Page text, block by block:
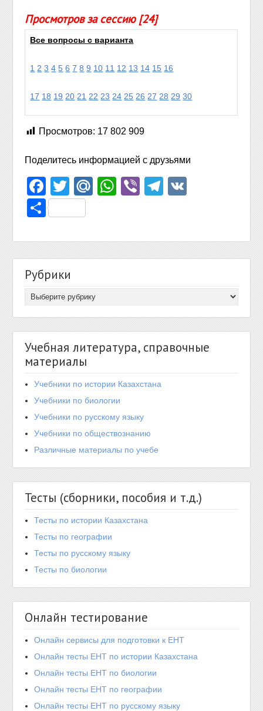
Просмотров за сессию [24]
Все вопросы с варианта
1 2 3 4 5 6 7 8 9 10 11 12 13 14 15 16
17 18 19 20 21 22 23 24 25 26 27 28 29 30
Просмотров: 17 802 909
Поделитесь информацией с друзьями
Facebook
TwitterMail.Ru
WhatsApp
ViberTelegram
Отправить
Рубрики
Учебная литература, справочные
материалы
Учебники по истории Казахстана
Учебники по биологии
Учебники по русскому языку
Учебники по обществознанию
Различные материалы по учебе
Тесты (сборники, пособия и т.д.)
Тесты по истории Казахстана
Тесты по географии
Тесты по русскому языку
Тесты по биологии
Онлайн тестирование
Онлайн сервисы для подготовки к ЕНТ
Онлайн тесты ЕНТ по истории Казахстана
Онлайн тесты ЕНТ по биологии
Онлайн тесты ЕНТ по географии
Онлайн тесты ЕНТ по русскому языку